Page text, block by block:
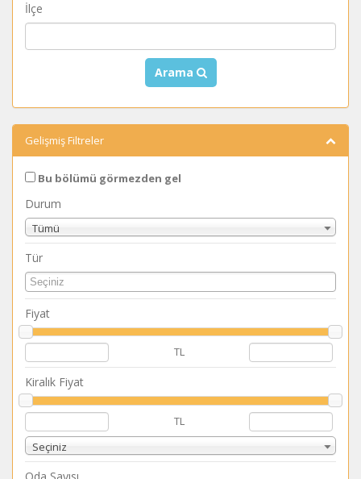
İlçe
Arama
Gelişmiş Filtreler
Bu bölümü görmezden gel
Durum
Tümü
Tür
Fiyat
TL
Kiralık Fiyat
TL
Seçiniz